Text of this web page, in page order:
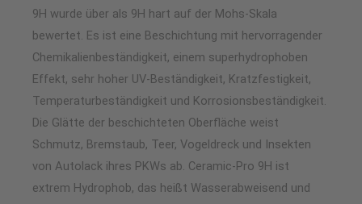
9H wurde über als 9H hart auf der Mohs-Skala
bewertet. Es ist eine Beschichtung mit hervorragender
Chemikalienbeständigkeit, einem superhydrophoben
Effekt, sehr hoher UV-Beständigkeit, Kratzfestigkeit,
Temperaturbeständigkeit und Korrosionsbeständigkeit.
Die Glätte der beschichteten Oberfläche weist
Schmutz, Bremstaub, Teer, Vogeldreck und Insekten
von Autolack ihres PKWs ab. Ceramic-Pro 9H ist
extrem Hydrophob, das heißt Wasserabweisend und